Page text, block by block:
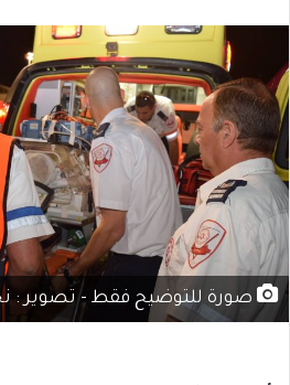
صورة للتوضيح فقط - تصوير :